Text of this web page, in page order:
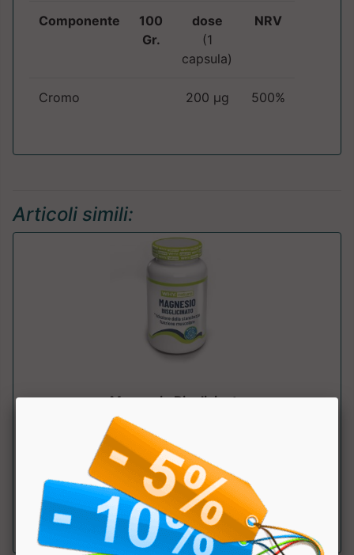
Componente
100
Gr.
dose
(1
capsula)
NRV
Cromo 200 µg 500%
Articoli simili:
Magnesio Bisglicinato
Integratore alimentare di magnesio bisglicinato, con
funzione muscolare, proenergetica, ri...
a partire da € 17.91
sconto 10%